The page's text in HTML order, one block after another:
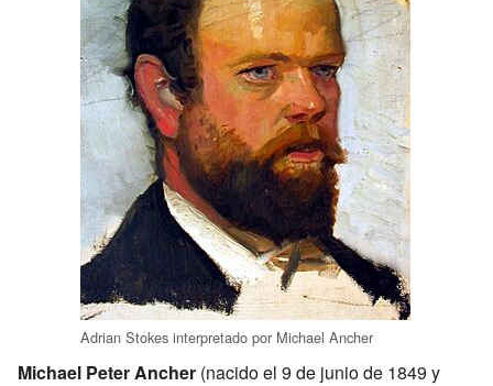
Adrian Stokes interpretado por Michael Ancher
Michael Peter Ancher (nacido el 9 de junio de 1849 y